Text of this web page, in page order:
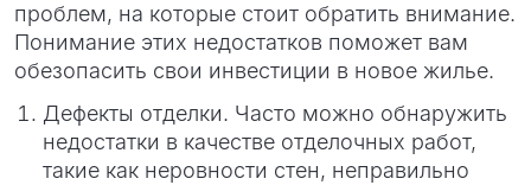
проблем, на которые стоит обратить внимание.
Понимание этих недостатков поможет вам
обезопасить свои инвестиции в новое жилье.
Дефекты отделки. Часто можно обнаружить
недостатки в качестве отделочных работ,
такие как неровности стен, неправильно